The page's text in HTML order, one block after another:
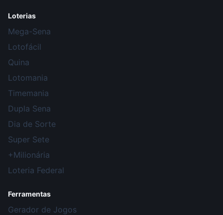
Loterias
Mega-Sena
Lotofácil
Quina
Lotomania
Timemania
Dupla Sena
Dia de Sorte
Super Sete
+Milionária
Loteria Federal
Ferramentas
Gerador de Jogos